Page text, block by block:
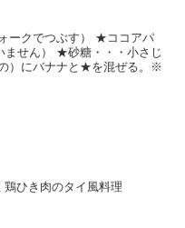
ークでつぶす） ★ココアパ
ません） ★砂糖・・・小さじ
）にバナナと★を混ぜる。※
鶏ひき肉のタイ風料理